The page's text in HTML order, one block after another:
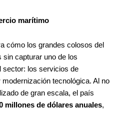
marítimo
cómo los grandes colosos del
capturar uno de los
sector: los servicios de
tecnológica. Al no
de gran escala, el país
millones de dólares anuales,